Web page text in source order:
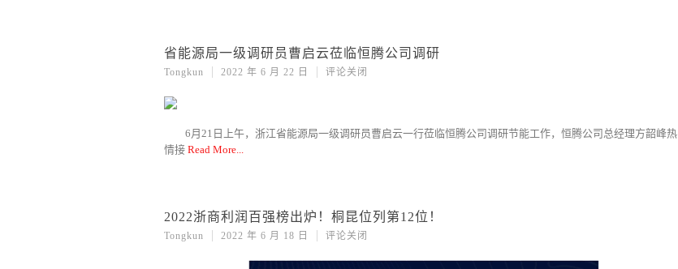
省能源局一级调研员曹启云莅临恒腾公司调研
Tongkun 2022 年 6 月 22 日 评论关闭
6月21日上午，浙江省能源局一级调研员曹启云一行莅临恒腾公司调研节能工作，恒腾公司总经理方韶峰热
情接 Read More
2022浙商利润百强榜出炉！桐昆位列第12位！
Tongkun 2022 年 6 月 18 日 评论关闭